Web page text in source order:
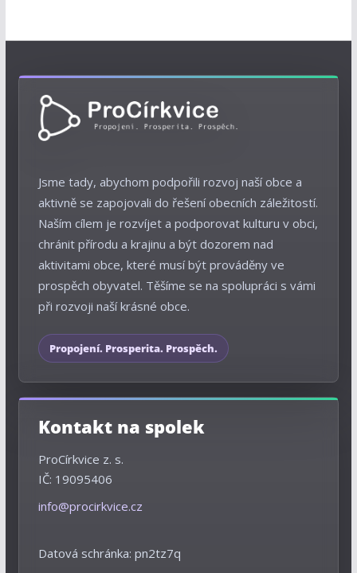
Jsme tady, abychom podpořili rozvoj naší obce a
aktivně se zapojovali do řešení obecních záležitostí.
Naším cílem je rozvíjet a podporovat kulturu v obci,
chránit přírodu a krajinu a být dozorem nad
aktivitami obce, které musí být prováděny ve
prospěch obyvatel. Těšíme se na spolupráci s vámi
při rozvoji naší krásné obce.
ProCírkvice z. s.
IČ: 19095406
info@procirkvice.cz
Datová schránka: pn2tz7q